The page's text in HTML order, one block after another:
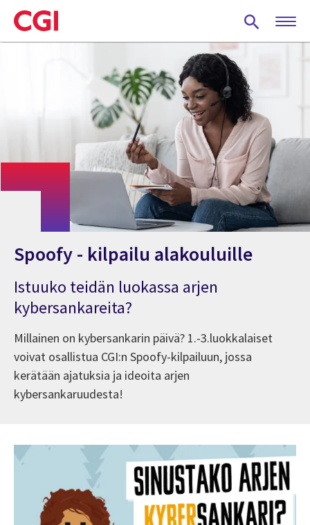
Skip
to
main
Spoofy - kilpailu alakouluille
Istuuko teidän luokassa arjen
kybersankareita?
Millainen on kybersankarin päivä? 1.-3.luokkalaiset
voivat osallistua CGI:n Spoofy-kilpailuun, jossa
kerätään ajatuksia ja ideoita arjen
kybersankaruudesta!